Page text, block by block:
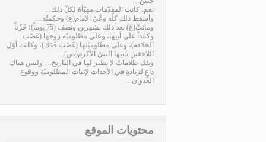
نعم، كانت المقدّمات مهيّأةً لكلّ ذلك…
وأسقط ذلك كلَّه وَعْيُ الإمام(ع) وحكمتُه…
وماتَتْ(ع) بعد ذلك بشهرين ونصف (75 يوماً)؛ حُزْناً
وكَمَداً على أبيها، وعلى مظلوميّة زوجها (غَصْب
الخلافة)، وعلى مظلوميّتها (غَصْب فَدَك)، وكانت أوّل
اللاحقين بأبيها النبيّ الأكرم(ص)…
وتلك ظلاماتٌ لا نظير لها في التاريخ… وليس هناك
داعٍ لزيادةٍ في الأحداث لإثبات المظلوميّة ووقوع
العدوان...
محتويات الموقع